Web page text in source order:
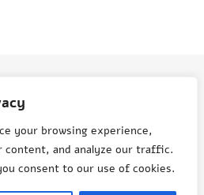
your browsing experience,
content, and analyze our traffic.
consent to our use of cookies.